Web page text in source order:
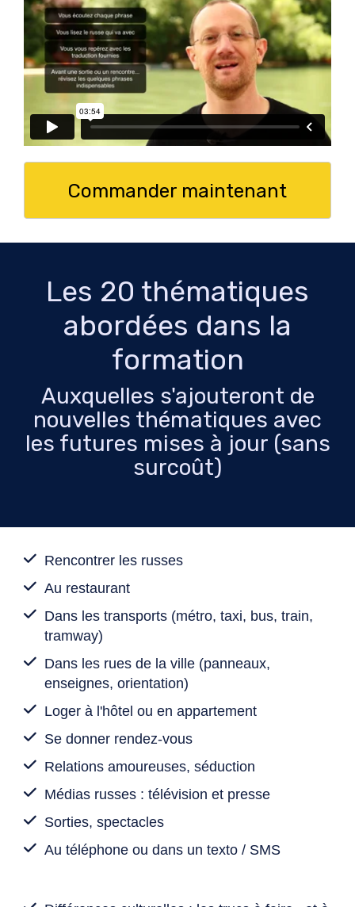
Commander maintenant
Les 20 thématiques
abordées dans la
formation
Auxquelles s'ajouteront de
nouvelles thématiques avec
les futures mises à jour (sans
surcoût)
Rencontrer les russes
Au restaurant
Dans les transports (métro, taxi, bus, train,
tramway)
Dans les rues de la ville (panneaux,
enseignes, orientation)
Loger à l'hôtel ou en appartement
Se donner rendez-vous
Relations amoureuses, séduction
Médias russes : télévision et presse
Sorties, spectacles
Au téléphone ou dans un texto / SMS